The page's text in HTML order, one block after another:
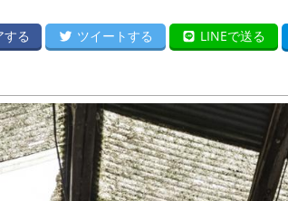
する ツイートする LINEで送る